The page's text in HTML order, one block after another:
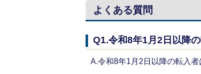
よくある質問
Q1.令和8年1月2日以降
A.令和8年1月2日以降の転入者